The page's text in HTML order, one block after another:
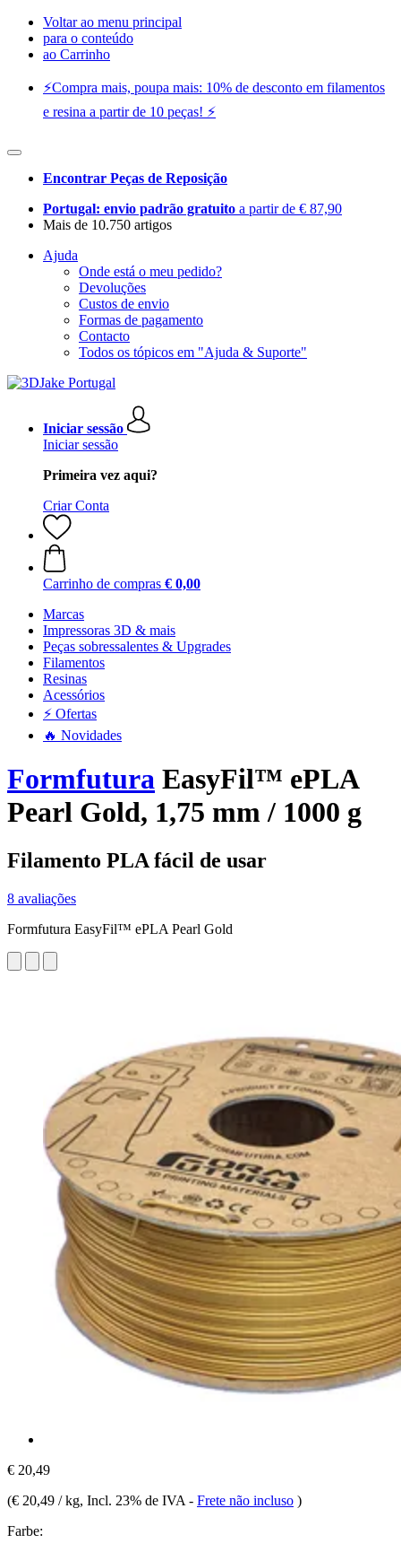
Voltar ao menu principal
para o conteúdo
ao Carrinho
⚡️Compra mais, poupa mais: 10% de desconto em filamentos
e resina a partir de 10 peças! ⚡️
Encontrar Peças de Reposição
Portugal: envio padrão gratuito a partir de € 87,90
Mais de 10.750 artigos
Ajuda
Onde está o meu pedido?
Devoluções
Custos de envio
Formas de pagamento
Contacto
Todos os tópicos em "Ajuda & Suporte"
Iniciar sessão
Iniciar sessão
Primeira vez aqui?
Criar Conta
Carrinho de compras € 0,00
Marcas
Impressoras 3D & mais
Peças sobressalentes & Upgrades
Filamentos
Resinas
Acessórios
⚡ Ofertas
🔥 Novidades
Formfutura EasyFil™ ePLA
Pearl Gold, 1,75 mm / 1000 g
Filamento PLA fácil de usar
8 avaliações
Formfutura EasyFil™ ePLA Pearl Gold
€ 20,49
(€ 20,49 / kg, Incl. 23% de IVA - Frete não incluso )
Farbe: